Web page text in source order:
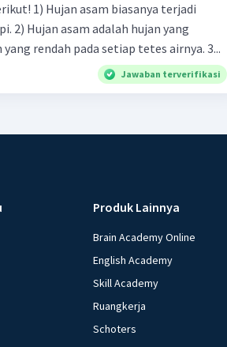
terjadi
mempunyai kadar keasaman yang rendah pada setiap tetes airnya. 3...
Jawaban terverifikasi
Produk Lainnya
Brain Academy Online
English Academy
Skill Academy
Ruangkerja
Schoters